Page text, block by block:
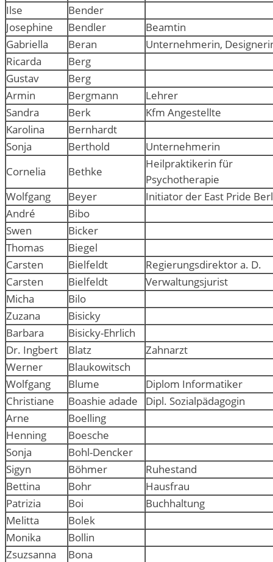
Ilse
Bender
Josephine
Bendler
Beamtin
Gabriella
Beran
Unternehmerin,
Ricarda
Berg
Gustav
Berg
Armin
Bergmann
Lehrer
Sandra
Berk
Kfm Angestellte
Karolina
Bernhardt
Sonja
Berthold
Unternehmerin
Cornelia
Bethke
Heilpraktikerin für
Psychotherapie
Wolfgang
Beyer
Initiator der East Pride
André
Bibo
Swen
Bicker
Thomas
Biegel
Carsten
Bielfeldt
Regierungsdirektor a. D.
Carsten
Bielfeldt
Verwaltungsjurist
Micha
Bilo
Zuzana
Bisicky
Barbara
Bisicky-Ehrlich
Dr. Ingbert
Blatz
Zahnarzt
Werner
Blaukowitsch
Wolfgang
Blume
Diplom Informatiker
Christiane
Boashie adade
Dipl. Sozialpädagogin
Arne
Boelling
Henning
Boesche
Sonja
Bohl-Dencker
Sigyn
Böhmer
Ruhestand
Bettina
Bohr
Hausfrau
Patrizia
Boi
Buchhaltung
Melitta
Bolek
Monika
Bollin
Zsuzsanna
Bona